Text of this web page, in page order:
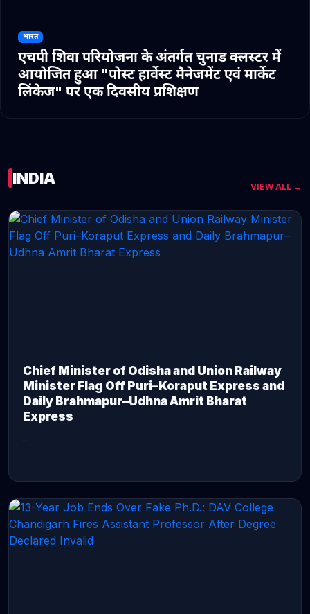
भारत
एचपी शिवा परियोजना के अंतर्गत चुनाड क्लस्टर में
आयोजित हुआ "पोस्ट हार्वेस्ट मैनेजमेंट एवं मार्केट
लिंकेज" पर एक दिवसीय प्रशिक्षण
INDIA VIEW ALL →
Chief Minister of Odisha and Union Railway
Minister Flag Off Puri–Koraput Express and
Daily Brahmapur–Udhna Amrit Bharat
Express
...